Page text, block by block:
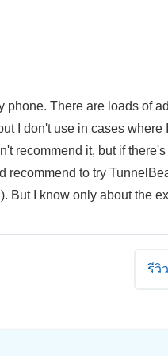
phone. There are loads of
I don't use in cases
recommend it, but if
recommend to try
But I know only about the
รีวิ